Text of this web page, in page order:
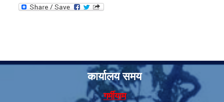
कार्यालय समय
गर्मीयाम